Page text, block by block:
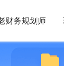
财务规划师